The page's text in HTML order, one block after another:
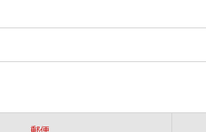
郵便